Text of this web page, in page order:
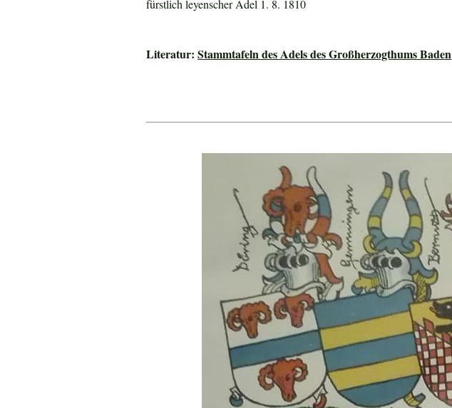
fürstlich leyenscher Adel 1. 8. 1810
Literatur:Stammtafeln des Adels des Großherzogthums Baden